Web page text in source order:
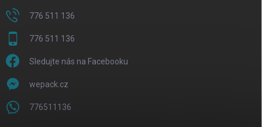
776 511 136
776 511 136
Sledujte nás na Facebooku
wepack.cz
776511136